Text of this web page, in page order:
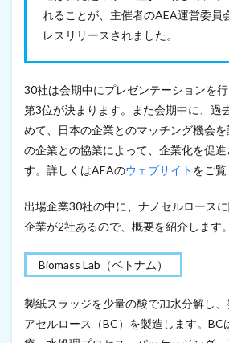
プ
ラ
ン
を
造
（
2
0
2
年
月
3
日
16
レ
キ
ラ
れることが、主催者のAEA運営委員
レスリリースされました。
30社は会期中にプレゼンテーションを行
第3位が決まります。また会期中に、過
めて、日本の企業とのマッチング機会
の企業との協業によって、企業化を促
す。詳しくはAEAのウェブサイト をご覧
出場企業30社の中に、ナノセルロース
企業が2社あるので、概要を紹介します。
Biomass Lab（ベトナム）
製紙スラッジを少量の酸で加水分解し
アセルロース（BC）を製造します。BC